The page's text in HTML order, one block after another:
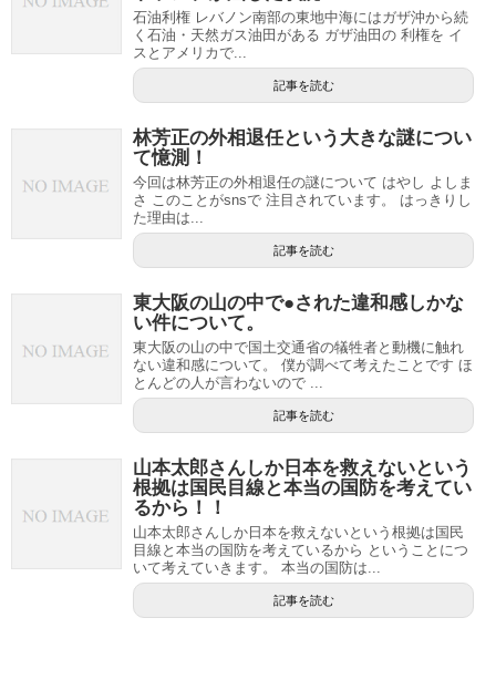
石油利権 レバノン南部の東地中海にはガザ沖から続
く石油・天然ガス油田がある ガザ油田の 利権を イ
スとアメリカで...
記事を読む
林芳正の外相退任という大きな謎につい
て憶測！
今回は林芳正の外相退任の謎について はやし よしま
さ このことがsnsで 注目されています。 はっきりし
た理由は...
記事を読む
東大阪の山の中で●された違和感しかな
い件について。
東大阪の山の中で国土交通省の犠牲者と動機に触れ
ない違和感について。 僕が調べて考えたことです ほ
とんどの人が言わないので ...
記事を読む
山本太郎さんしか日本を救えないという
根拠は国民目線と本当の国防を考えてい
るから！！
山本太郎さんしか日本を救えないという根拠は国民
目線と本当の国防を考えているから ということにつ
いて考えていきます。 本当の国防は...
記事を読む